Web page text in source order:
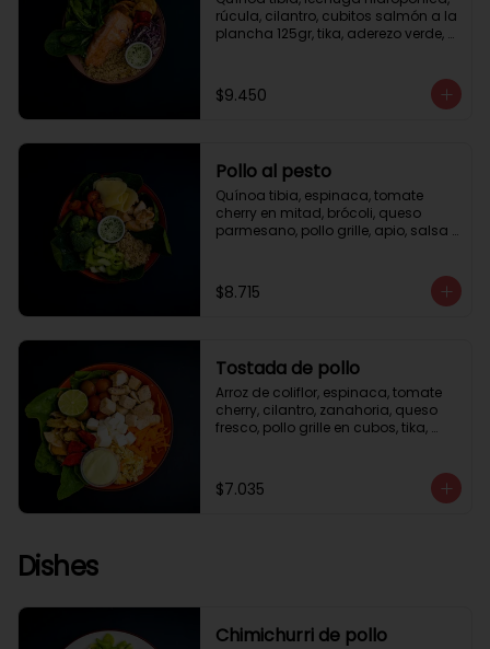
rúcula, cilantro, cubitos salmón a la
plancha 125gr, tika, aderezo verde,
$9.450
Pollo al pesto
Quínoa tibia, espinaca, tomate
cherry en mitad, brócoli, queso
parmesano, pollo grille, apio, salsa
$8.715
Tostada de pollo
Arroz de coliflor, espinaca, tomate
cherry, cilantro, zanahoria, queso
fresco, pollo grille en cubos, tika,
$7.035
Dishes
Chimichurri de pollo